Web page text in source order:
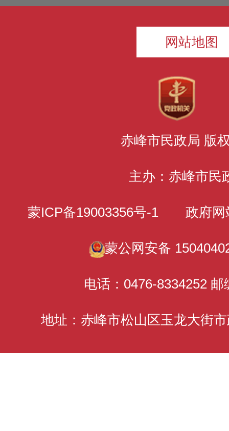
网站地图
赤峰市民政局 版
主办：赤峰市民
蒙ICP备19003356号-1 政府网
蒙公网安备
电话：0476-8334252 邮
地址：赤峰市松山区玉龙大街